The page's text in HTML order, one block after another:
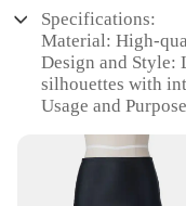
Specifications:
Material: High-
Design and
silhouettes with
Usage and
Performance
comfortable, and
Parts and